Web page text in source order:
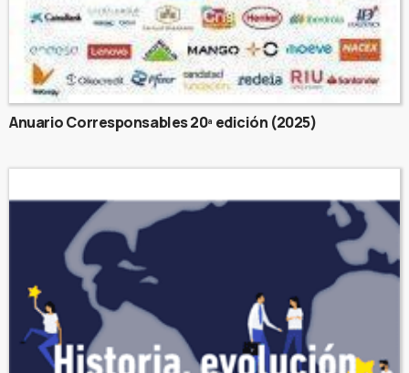
Anuario Corresponsables 20ª edición (2025)